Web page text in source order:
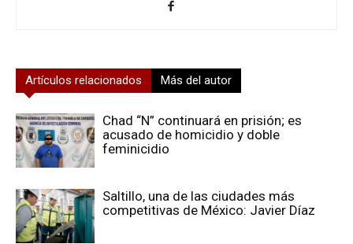
Artículos relacionados Más del autor
Chad “N” continuará en prisión; es
acusado de homicidio y doble
feminicidio
Saltillo, una de las ciudades más
competitivas de México: Javier Díaz